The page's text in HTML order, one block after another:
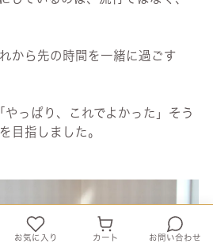
から先の時間を一緒に過ごす
っぱり、これでよかった」そう
目指しました。
お気に入り カート お問い合わせ